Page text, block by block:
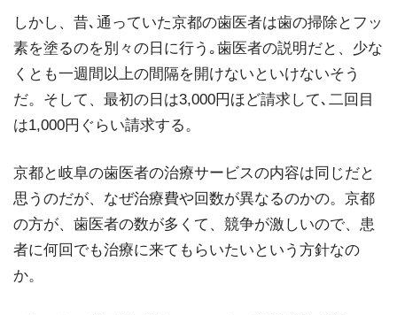
しかし、昔､通っていた京都の歯医者は歯の掃除とフッ
素を塗るのを別々の日に行う｡歯医者の説明だと、少な
くとも一週間以上の間隔を開けないといけないそう
だ。そして、最初の日は3,000円ほど請求して､二回目
は1,000円ぐらい請求する。
京都と岐阜の歯医者の治療サービスの内容は同じだと
思うのだが、なぜ治療費や回数が異なるのかの。京都
の方が、歯医者の数が多くて、競争が激しいので、患
者に何回でも治療に来てもらいたいという方針なの
か。